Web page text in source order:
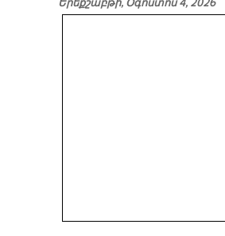
Երեքշաբթի, Օգոստոս 4, 2026